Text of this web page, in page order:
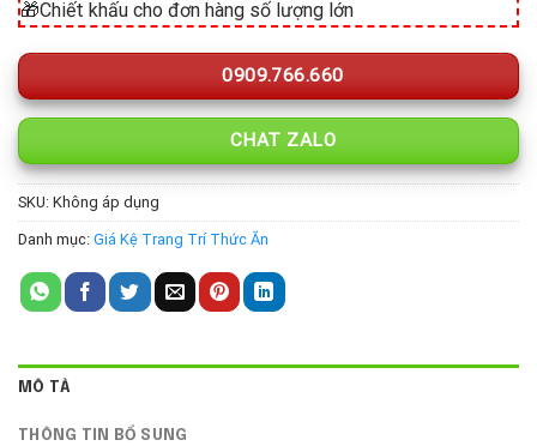
🎁Chiết khấu cho đơn hàng số lượng lớn
0909.766.660
CHAT ZALO
SKU: Không áp dụng
Danh mục: Giá Kệ Trang Trí Thức Ăn
MÔ TẢ
THÔNG TIN BỔ SUNG